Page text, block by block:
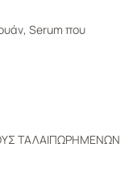
Serum που
ΤΑΛΑΙΠΩΡΗΜΕΝΩΝ